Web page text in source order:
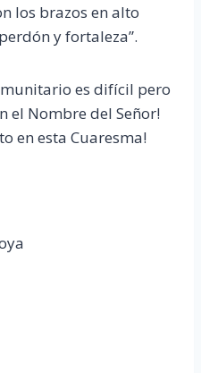
los brazos en alto
y fortaleza”.
es difícil pero
el Nombre del Señor!
en esta Cuaresma!